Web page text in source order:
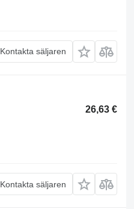
Kontakta säljaren
26,63 €
Kontakta säljaren